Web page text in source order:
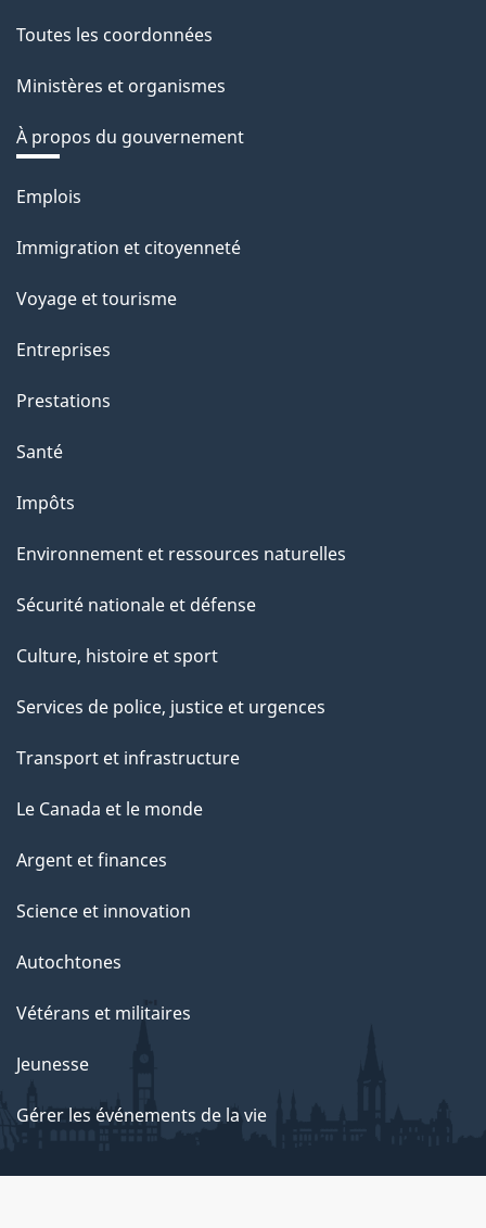
Toutes les coordonnées
Ministères et organismes
À propos du gouvernement
Thèmes
sujets
Emplois
Immigration et citoyenneté
Voyage et tourisme
Entreprises
Prestations
Santé
Impôts
Environnement et ressources naturelles
Sécurité nationale et défense
Culture, histoire et sport
Services de police, justice et urgences
Transport et infrastructure
Le Canada et le monde
Argent et finances
Science et innovation
Autochtones
Vétérans et militaires
Jeunesse
Gérer les événements de la vie